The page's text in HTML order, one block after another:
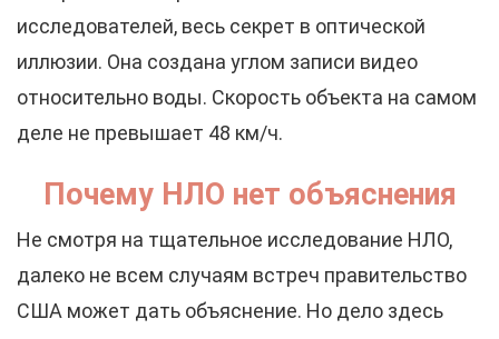
исследователей, весь секрет в оптической
иллюзии. Она создана углом записи видео
относительно воды. Скорость объекта на самом
деле не превышает 48 км/ч.
Почему НЛО нет объяснения
Не смотря на тщательное исследование НЛО,
далеко не всем случаям встреч правительство
США может дать объяснение. Но дело здесь